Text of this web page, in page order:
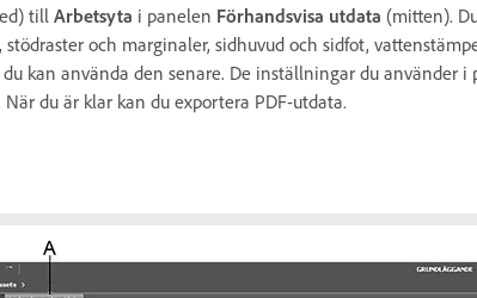
tillArbetsyta i panelen Förhandsvisa utdata (mitten).
och marginaler, sidhuvud och sidfot,
kan använda den senare. De inställningar du använder i
När du är klar kan du exportera PDF-utdata.